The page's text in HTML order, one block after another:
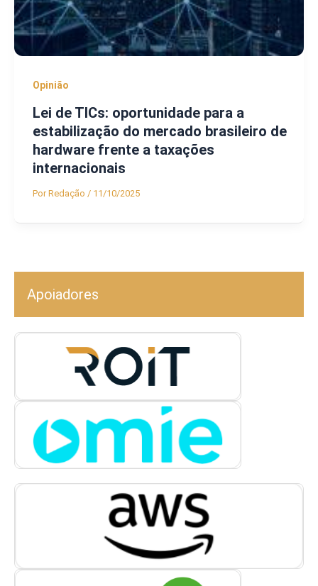
Opinião
Lei de TICs: oportunidade para a
estabilização do mercado brasileiro de
hardware frente a taxações
internacionais
PorRedação / 11/10/2025
Apoiadores